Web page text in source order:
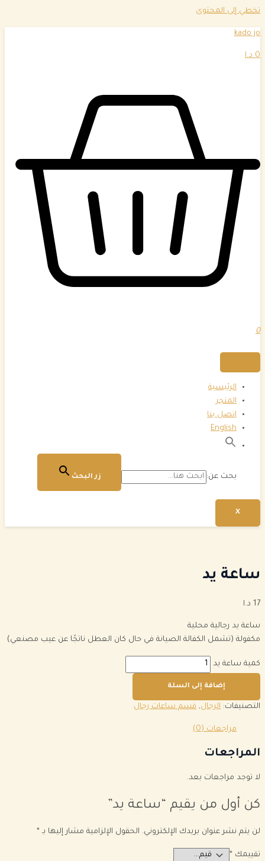
تخطي إلى المحتوى
kado jo
0 د.ا
0
الرئيسية
المتجر
اتصل بنا
English
بحث عن: زر البحث
X
ساعة يد
17 د.ا
ساعة يد رجالية محلية
مكفولة (تشمل الكفالة الصيانة في حال كان العطل ناتجًا عن عيب مصنعي)
كمية ساعة يد
إضافة إلى السلة
التصنيفات: الرجال, قسم ساعات رجال
مراجعات (0)
المراجعات
لا توجد مراجعات بعد.
كن أول من يقيم “ساعة يد”
لن يتم نشر عنوان بريدك الإلكتروني. الحقول الإلزامية مشار إليها بـ *
تقييمك *